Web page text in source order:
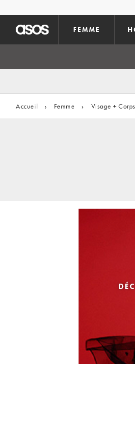
FEMME
Accueil › Femme › Visage + Corps